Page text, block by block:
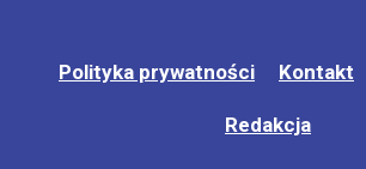
Polityka prywatności Kontakt
Redakcja